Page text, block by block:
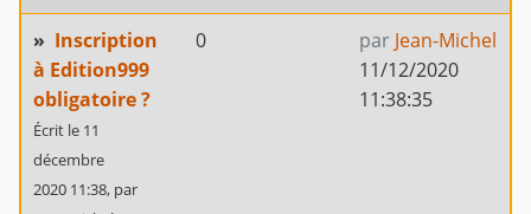
» Inscription
à Edition999
obligatoire ?
Écrit le 11
décembre
2020 11:38, par
0 par Jean-Michel
11/12/2020
11:38:35